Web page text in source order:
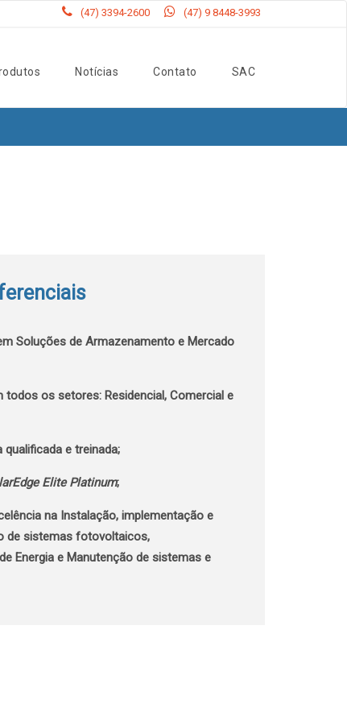
(47) 3394-2600 (47) 9 8448-3993
Notícias Contato SAC
Soluções de Armazenamento e Mercado
todos os setores: Residencial, Comercial e
qualificada e treinada;
Elite Platinum;
na Instalação, implementação e
de sistemas fotovoltaicos,
Energia e Manutenção de sistemas e